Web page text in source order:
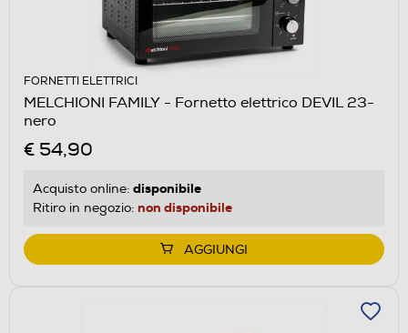
FORNETTI ELETTRICI
MELCHIONI FAMILY - Fornetto elettrico DEVIL 23-
nero
€ 54,90
Acquisto online: disponibile
Ritiro in negozio: non disponibile
AGGIUNGI